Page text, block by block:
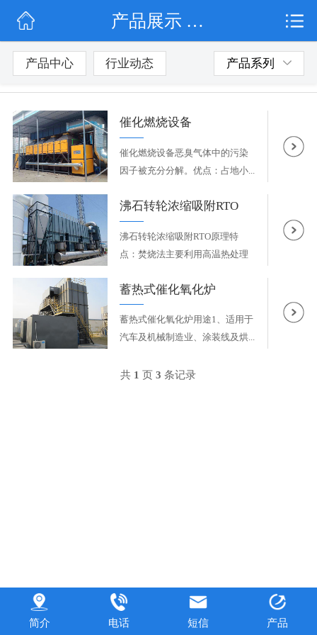
公司简介
行业动态
产品展示 / 催化燃烧设备
产品中心 行业动态 产品系列
催化燃烧设备
催化燃烧设备恶臭气体中的污染
因子被充分分解。优点：占地小...
沸石转轮浓缩吸附RTO
沸石转轮浓缩吸附RTO原理特
点：焚烧法主要利用高温热处理
蓄热式催化氧化炉
蓄热式催化氧化炉用途1、适用于
汽车及机械制造业、涂装线及烘...
共 1 页3 条记录
简介 电话 短信 产品